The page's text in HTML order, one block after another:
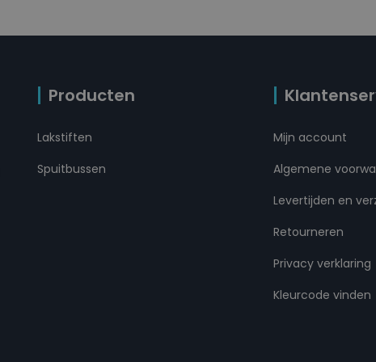
Producten
Lakstiften
Spuitbussen
Mijn account
Algemene
Levertijden en
Retourneren
Privacy verklaring
Kleurcode vinden